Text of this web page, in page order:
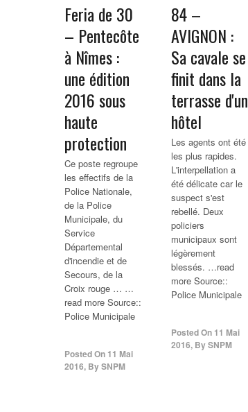
Feria de 30
– Pentecôte
à Nîmes :
une édition
2016 sous
haute
protection
Ce poste regroupe
les effectifs de la
Police Nationale,
de la Police
Municipale, du
Service
Départemental
d'incendie et de
Secours, de la
Croix rouge … …
read more Source::
Police Municipale
Posted On 11 Mai
2016, BySNPM
84 –
AVIGNON :
Sa cavale se
finit dans la
terrasse d'un
hôtel
Les agents ont été
les plus rapides.
L'interpellation a
été délicate car le
suspect s'est
rebellé. Deux
policiers
municipaux sont
légèrement
blessés. …read
more Source::
Police Municipale
Posted On 11 Mai
2016, BySNPM